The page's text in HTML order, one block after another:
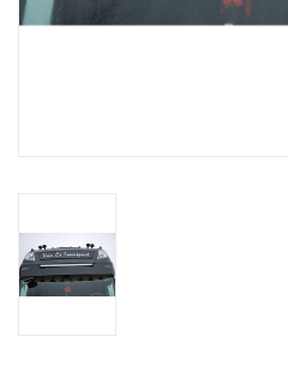
Klompen
toebehoren